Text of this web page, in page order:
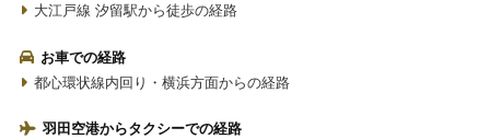
大江戸線 汐留駅から徒歩の経路
お車での経路
都心環状線内回り・横浜方面からの経路
羽田空港からタクシーでの経路